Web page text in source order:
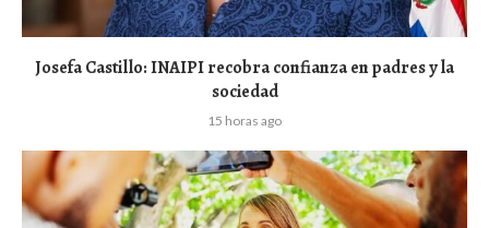
Josefa Castillo: INAIPI recobra confianza en padres y la
sociedad
15 horas ago